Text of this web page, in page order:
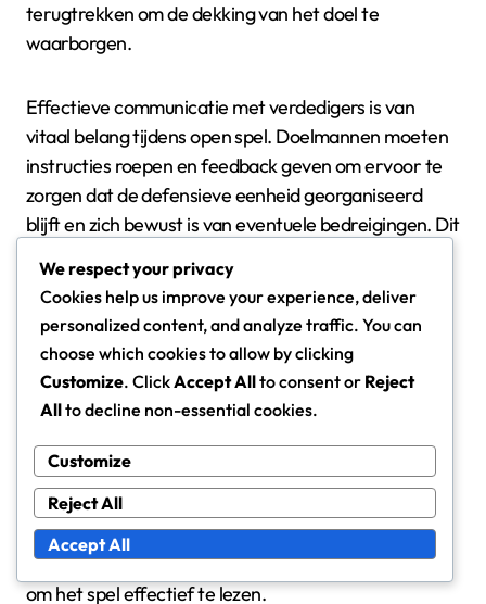
terugtrekken om de dekking van het doel te
waarborgen.
Effectieve communicatie met verdedigers is van
vitaal belang tijdens open spel. Doelmannen moeten
instructies roepen en feedback geven om ervoor te
zorgen dat de defensieve eenheid georganiseerd
blijft en zich bewust is van eventuele bedreigingen. Dit
defensieve strategie.
Betrokkenheid van de doelman bij
tegenaanvallen
Tijdens tegenaanvallen spelen doelmannen een
cruciale rol in de overgang van verdediging naar
aanval. Ze kunnen snelle tegenaanvallen initiëren
door de bal nauwkeurig naar teamgenoten te
distribueren, vaak met een worp of een snelle trap.
Dit vereist bewustzijn van het veld en het vermogen
om het spel effectief te lezen.
We respect your privacy
Cookies help us improve your experience, deliver
personalized content, and analyze traffic. You can
choose which cookies to allow by clicking
Customize. ClickAccept Allto consent or Reject
Allto decline non-essential cookies.
Customize
Reject All
Accept All